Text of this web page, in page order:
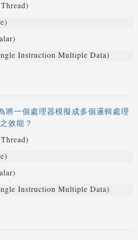
Instruction Multiple Data)
將一個處理器模擬成多個邏輯處理
效能？
Instruction Multiple Data)